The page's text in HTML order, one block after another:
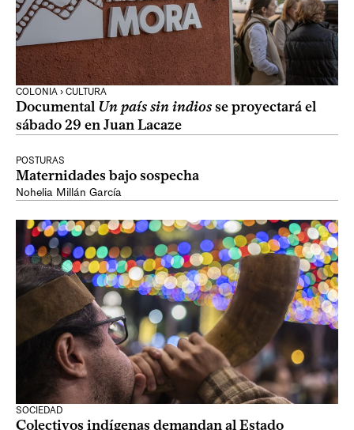
COLONIA › CULTURA
Documental Un país sin indiosse proyectará el
sábado 29 en Juan Lacaze
POSTURAS
Maternidades bajo sospecha
Nohelia Millán García
SOCIEDAD
Colectivos indígenas demandan al Estado